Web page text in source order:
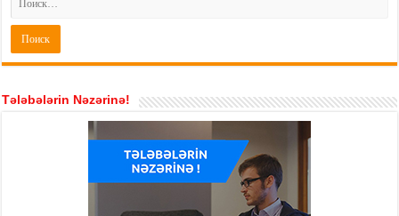
Tələbələrin Nəzərinə!